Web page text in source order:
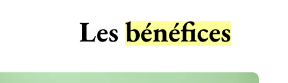
Lesbénéfices